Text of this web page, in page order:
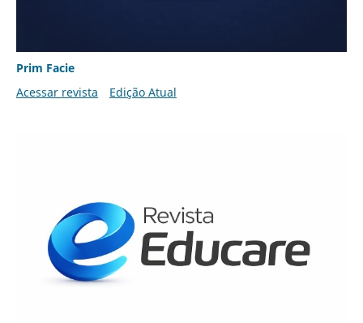
Prim Facie
Acessar revista
Edição Atual